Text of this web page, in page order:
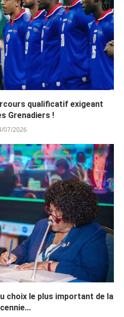
qualificatif exigeant
Grenadiers !
07/2026
choix le plus important de la